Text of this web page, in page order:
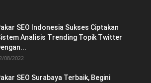
SEO Indonesia Sukses Ciptakan
Analisis Trending Topik Twitter
08/2022
SEO Surabaya Terbaik, Begini